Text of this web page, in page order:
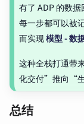
有了 ADP 的数
每一步都可以被
而实现模型 - 数
这种全栈打通带
化交付”推向“生
总结